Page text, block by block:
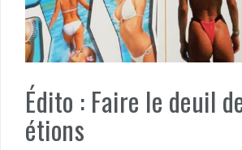
Édito : Faire le deuil
étions